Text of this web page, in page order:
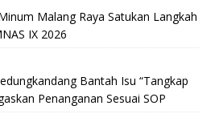
Malang Raya Satukan Langkah
IX 2026
Bantah Isu “Tangkap
Penanganan Sesuai SOP